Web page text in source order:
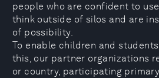
people who are confident to
think outside of silos and are
of possibility.
To enable children and
this, our partner organizations
or country, participating